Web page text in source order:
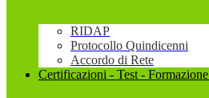
RIDAP
Protocollo Quindicenni
Accordo di Rete
Certificazioni - Test -